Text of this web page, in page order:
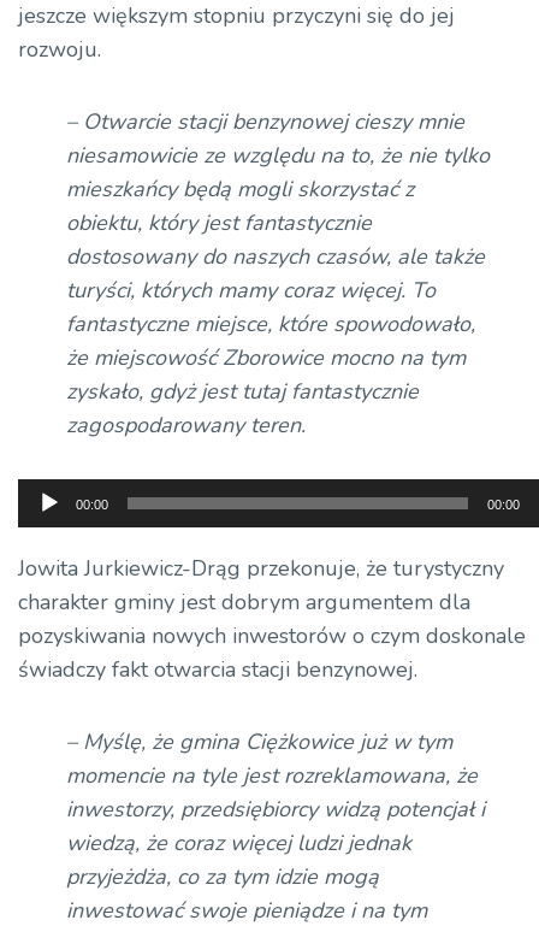
jeszcze większym stopniu przyczyni się do jej
rozwoju.
– Otwarcie stacji benzynowej cieszy mnie
niesamowicie ze względu na to, że nie tylko
mieszkańcy będą mogli skorzystać z
obiektu, który jest fantastycznie
dostosowany do naszych czasów, ale także
turyści, których mamy coraz więcej. To
fantastyczne miejsce, które spowodowało,
że miejscowość Zborowice mocno na tym
zyskało, gdyż jest tutaj fantastycznie
zagospodarowany teren.
Odtwarzacz
plików
dźwiękowych
00:00 00:00
Jowita Jurkiewicz-Drąg przekonuje, że turystyczny
charakter gminy jest dobrym argumentem dla
pozyskiwania nowych inwestorów o czym doskonale
świadczy fakt otwarcia stacji benzynowej.
– Myślę, że gmina Ciężkowice już w tym
momencie na tyle jest rozreklamowana, że
inwestorzy, przedsiębiorcy widzą potencjał i
wiedzą, że coraz więcej ludzi jednak
przyjeżdża, co za tym idzie mogą
inwestować swoje pieniądze i na tym